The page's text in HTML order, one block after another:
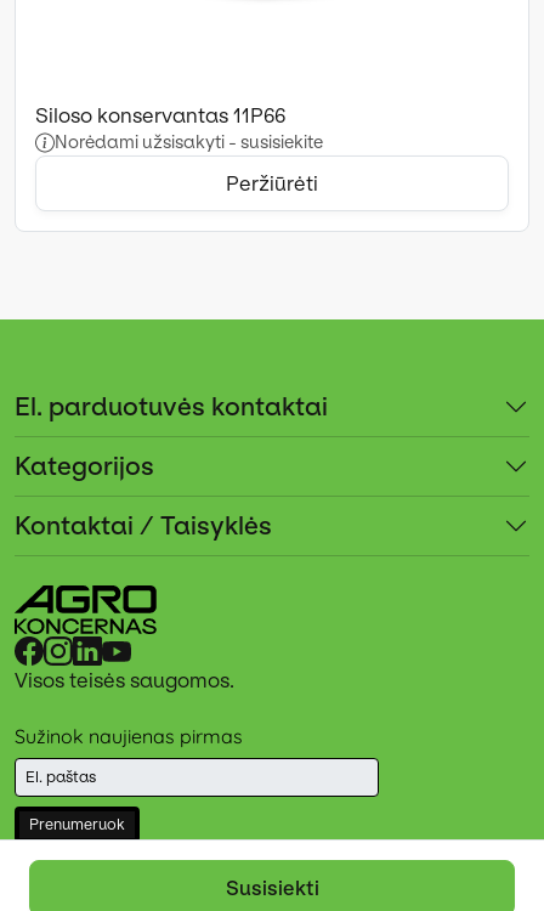
Susisiekti
Siloso konservantas 11P66
Norėdami užsisakyti - susisiekite
Peržiūrėti
El. parduotuvės kontaktai
Kategorijos
Kontaktai / Taisyklės
Visos teisės saugomos.
Sužinok naujienas pirmas
Prenumeruok
Įvesdami savo el. paštą Jūs sutinkate, kad jūsų duomenys būtų
tvarkomi tiesioginės rinkodaros tikslu.
Privatumo pranešime.